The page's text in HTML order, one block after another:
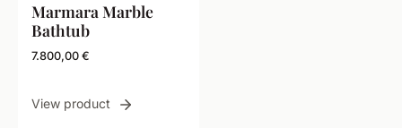
Marmara Marble
Bathtub
7.800,00 €
View product